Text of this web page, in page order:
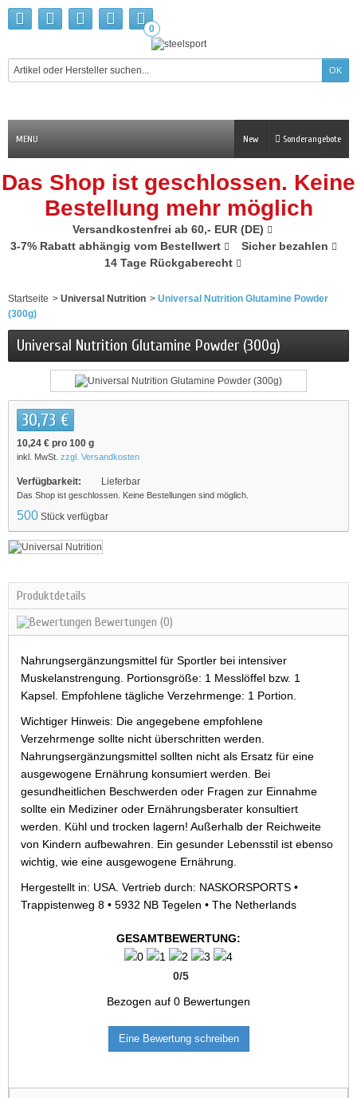
0
MENU Sonderangebote
New
Das Shop ist geschlossen. Keine
Bestellung mehr möglich
Versandkostenfrei ab 60,- EUR (DE)
3-7% Rabatt abhängig vom Bestellwert
Sicher bezahlen
14 Tage Rückgaberecht
Startseite > Universal Nutrition > Universal Nutrition Glutamine Powder
(300g)
Universal Nutrition Glutamine Powder (300g)
30,73 €
10,24 € pro 100 g
inkl. MwSt. zzgl. Versandkosten
Verfügbarkeit: Lieferbar
Das Shop ist geschlossen. Keine Bestellungen sind möglich.
500 Stück verfügbar
Produktdetails
Bewertungen (0)
Nahrungsergänzungsmittel für Sportler bei intensiver
Muskelanstrengung. Portionsgröße: 1 Messlöffel bzw. 1
Kapsel. Empfohlene tägliche Verzehrmenge: 1 Portion.
Wichtiger Hinweis: Die angegebene empfohlene
Verzehrmenge sollte nicht überschritten werden.
Nahrungsergänzungsmittel sollten nicht als Ersatz für eine
ausgewogene Ernährung konsumiert werden. Bei
gesundheitlichen Beschwerden oder Fragen zur Einnahme
sollte ein Mediziner oder Ernährungsberater konsultiert
werden. Kühl und trocken lagern! Außerhalb der Reichweite
von Kindern aufbewahren. Ein gesunder Lebensstil ist ebenso
wichtig, wie eine ausgewogene Ernährung.
Hergestellt in: USA. Vertrieb durch: NASKORSPORTS •
Trappistenweg 8 • 5932 NB Tegelen • The Netherlands
GESAMTBEWERTUNG:
0/5
Bezogen auf 0 Bewertungen
Eine Bewertung schreiben